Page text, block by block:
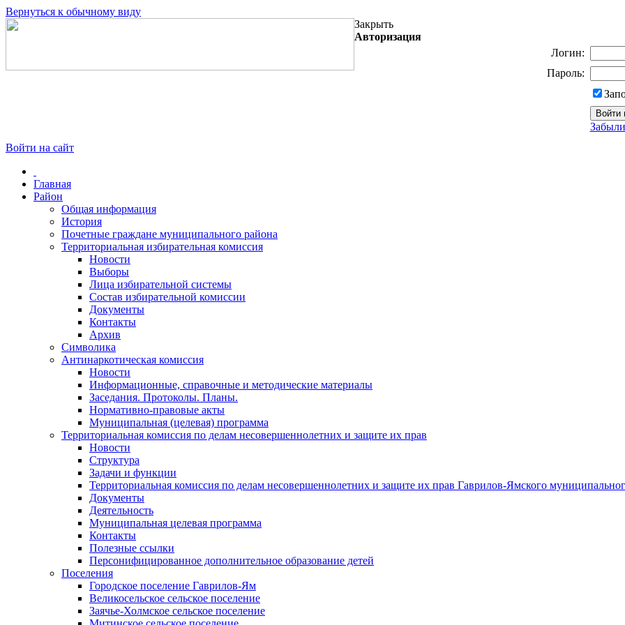
Вернуться к обычному виду
Закрыть
Авторизация
Логин:
Пароль:
Войти на сайт
Главная
Район
Общая информация
История
Почетные граждане муниципального района
Территориальная избирательная комиссия
Новости
Выборы
Лица избирательной системы
Состав избирательной комиссии
Документы
Контакты
Архив
Символика
Антинаркотическая комиссия
Новости
Информационные, справочные и методические материалы
Заседания. Протоколы. Планы.
Нормативно-правовые акты
Муниципальная (целевая) программа
Территориальная комиссия по делам несовершеннолетних и защите их прав
Новости
Структура
Задачи и функции
Территориальная комиссия по делам несовершеннолетних и защите их прав Гаврилов-Ямского
Документы
Деятельность
Муниципальная целевая программа
Контакты
Полезные ссылки
Персонифицированное дополнительное образование детей
Поселения
Городское поселение Гаврилов-Ям
Великосельское сельское поселение
Заячье-Холмское сельское поселение